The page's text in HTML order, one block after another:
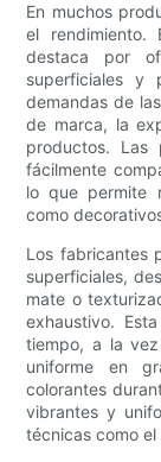
En muchos
el rendimiento.
destaca por
superficiales y
demandas de
de marca, la
productos. Las
fácilmente
lo que permite
como
Los fabricantes
superficiales,
mate o
exhaustivo.
tiempo, a la
uniforme en
colorantes
vibrantes y
técnicas como